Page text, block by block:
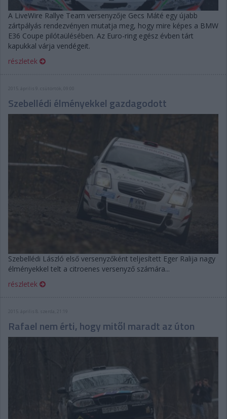
A LiveWire Rallye Team versenyzője Gecs Máté egy újabb
zártpályás rendezvényen mutatja meg, hogy mire képes a BMW
E36 Coupe pilótaülésében. Az Euro-ring egész évben tárt
kapukkal várja vendégeit.
részletek
2015. április 9. csütörtök, 09:00
Szebellédi élményekkel gazdagodott
Szebellédi László első versenyzőként teljesített Eger Ralija nagy
élményekkel telt a citroenes versenyző számára...
részletek
2015. április 8. szerda, 21:19
Rafael nem érti, hogy mitől maradt az úton